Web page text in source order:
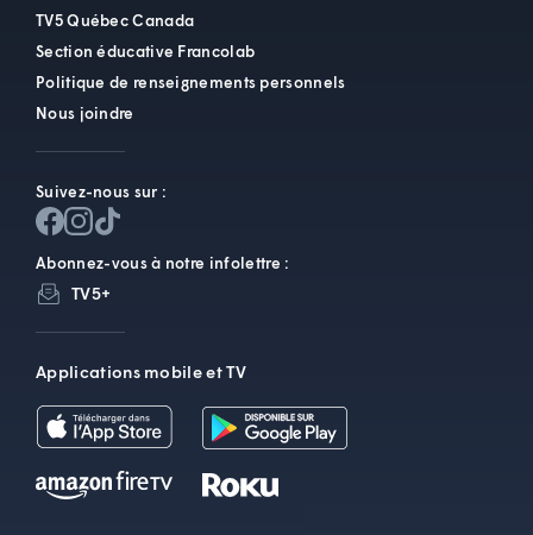
TV5 Québec Canada
Section éducative Francolab
Politique de renseignements personnels
Nous joindre
Suivez-nous sur :
Abonnez-vous à notre infolettre :
TV5+
Applications mobile et TV